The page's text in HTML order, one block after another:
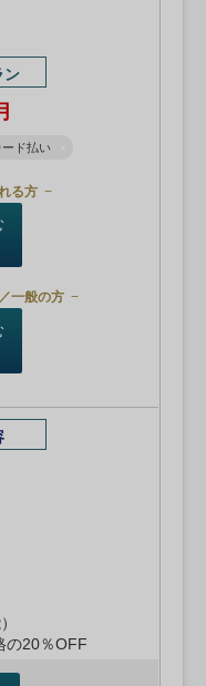
ン
ド払い
る方
一般の方
の20％OFF